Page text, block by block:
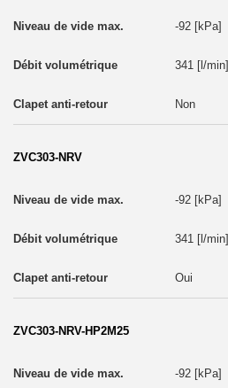
-92 [kPa]
341 [l/min]
Non
ZVC303-NRV
-92 [kPa]
341 [l/min]
Oui
ZVC303-NRV-HP2M25
-92 [kPa]